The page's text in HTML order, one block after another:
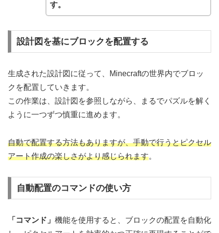
す。
設計図を基にブロックを配置する
生成された設計図に従って、Minecraftの世界内でブロッ
クを配置していきます。
この作業は、設計図を参照しながら、まるでパズルを解く
ように一つずつ慎重に進めます。
自動で配置する方法もありますが、手動で行うとピクセル
アート作成の楽しさがより感じられます。
自動配置のコマンドの使い方
「コマンド」 機能を使用すると、ブロックの配置を自動化